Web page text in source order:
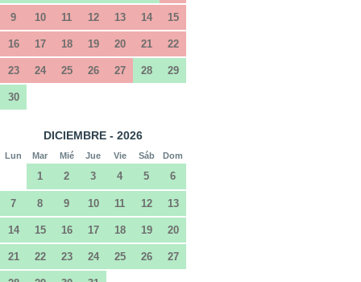
9 10 11 12 13 14 15
16 17 18 19 20 21 22
23 24 25 26 27 28 29
30
DICIEMBRE - 2026
Lun Mar Mié Jue Vie Sáb Dom
1 2 3 4 5 6
7 8 9 10 11 12 13
14 15 16 17 18 19 20
21 22 23 24 25 26 27